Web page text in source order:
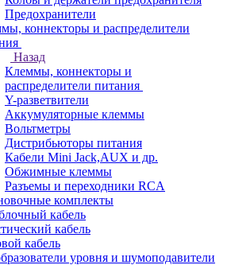
Предохранители
коннекторы и распределители
Назад
Клеммы, коннекторы и
распределители питания
Y-разветвители
Аккумуляторные клеммы
Вольтметры
Дистрибьюторы питания
Кабели Mini Jack,AUX и др.
Обжимные клеммы
Разъемы и переходники RCA
комплекты
кабель
кабель
кабель
уровня и шумоподавители